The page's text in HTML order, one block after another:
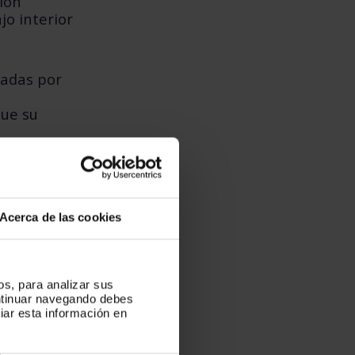
Acerca de las cookies
para analizar sus
navegando debes
esta información en
interior
por
su
a su